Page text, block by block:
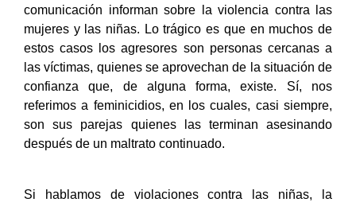
comunicación informan sobre la violencia contra las
mujeres y las niñas. Lo trágico es que en muchos de
estos casos los agresores son personas cercanas a
las víctimas, quienes se aprovechan de la situación de
confianza que, de alguna forma, existe. Sí, nos
referimos a feminicidios, en los cuales, casi siempre,
son sus parejas quienes las terminan asesinando
después de un maltrato continuado.
Si hablamos de violaciones contra las niñas, la